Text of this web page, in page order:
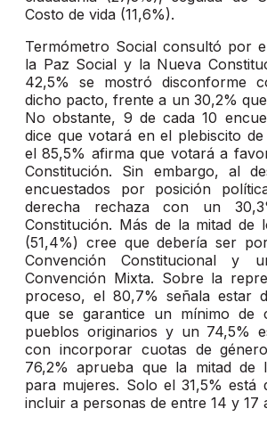
Costo de vida (11,6%).
Termómetro Social consultó por
la Paz Social y la Nueva
42,5% se mostró disconforme
dicho pacto, frente a un 30,2%
No obstante, 9 de cada 10
dice que votará en el plebiscito
el 85,5% afirma que votará a
Constitución. Sin embargo, al
encuestados por posición
derecha rechaza con un
Constitución. Más de la mitad de
(51,4%) cree que debería ser
Convención Constitucional y
Convención Mixta. Sobre la
proceso, el 80,7% señala estar
que se garantice un mínimo de
pueblos originarios y un 74,5%
con incorporar cuotas de
76,2% aprueba que la mitad de
para mujeres. Solo el 31,5% está
incluir a personas de entre 14 y 17